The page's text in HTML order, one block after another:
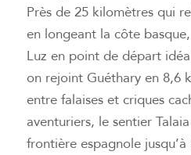
Près de 25 kilomètres qui
en longeant la côte
Luz en point de départ
on rejoint Guéthary en 8,6
entre falaises et criques
aventuriers, le sentier
frontière espagnole